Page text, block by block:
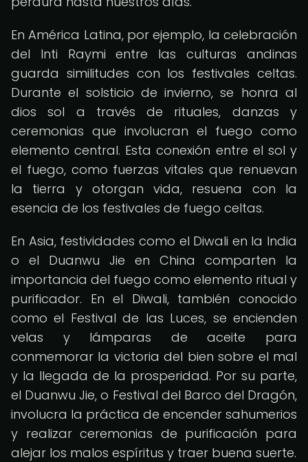
En América Latina, por ejemplo, la celebración
del Inti Raymi entre las culturas andinas
guarda similitudes con los festivales celtas.
Durante el solsticio de invierno, se honra al
dios sol a través de rituales, danzas y
ceremonias que involucran el fuego como
elemento central. Esta conexión entre el sol y
el fuego, como fuerzas vitales que renuevan
la tierra y otorgan vida, resuena con la
esencia de los festivales de fuego celtas.
En Asia, festividades como el Diwali en la India
o el Duanwu Jie en China comparten la
importancia del fuego como elemento ritual y
purificador. En el Diwali, también conocido
como el Festival de las Luces, se encienden
velas y lámparas de aceite para
conmemorar la victoria del bien sobre el mal
y la llegada de la prosperidad. Por su parte,
el Duanwu Jie, o Festival del Barco del Dragón,
involucra la práctica de encender sahumerios
y realizar ceremonias de purificación para
alejar los malos espíritus y traer buena suerte.